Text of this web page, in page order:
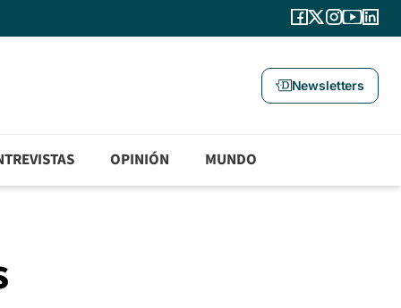
Newsletters
OPINIÓN MUNDO